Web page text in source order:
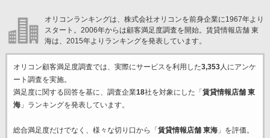
オリコンランキングは、株式会社オリコンを前身企業に1967年より
スタート。2006年からは顧客満足度調査を開始。賃貸情報店舗 東
海は、2015年よりランキングを発表しています。
オリコン顧客満足度調査では、実際にサービスを利用した3,353人にアンケ
ート調査を実施。
満足度に関する回答を基に、調査企業18社を対象にした「 賃貸情報店舗 東
海」ランキングを発表しています。
総合満足度だけでなく、様々な切り口から「 賃貸情報店舗 東海」を評価。